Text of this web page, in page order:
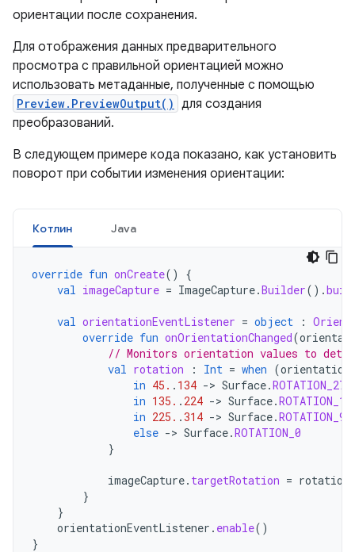
ориентации после сохранения.
Для отображения данных предварительного
просмотра с правильной ориентацией можно
использовать метаданные, полученные с помощью
Preview.PreviewOutput() для создания
преобразований.
В следующем примере кода показано, как установить
поворот при событии изменения ориентации:
Котлин Java
override fun onCreate()
{
val imageCapture = ImageCapture.Builder().
val orientationEventListener = object :
override fun onOrientationChanged(
// Monitors orientation values to
val rotation : Int = when (orientation
in 45. . 134 -> Surface.ROTATION_270
in 135. . 224 -> Surface.
in 225. .314 -> Surface.ROTATION_90
else -> Surface.ROTATION_0
}
imageCapture. targetRotation = rotation
}
}
orientationEventListener . enable()
}